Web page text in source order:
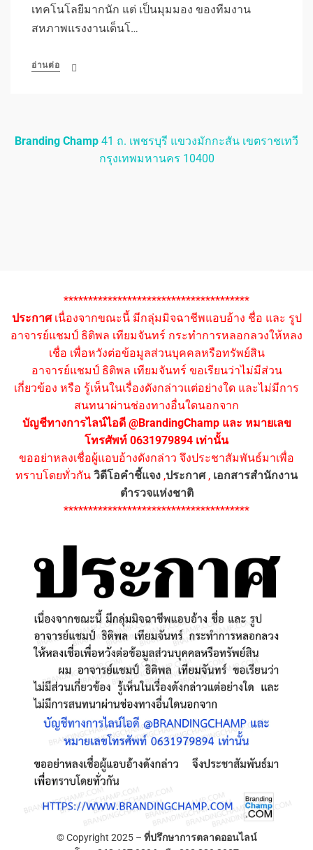
เทคโนโลยีมากนัก แต่ เป็นมุมมอง ของทีมงาน
สหภาพแรงงานเด็นโ…
อ่านต่อ
Branding Champ 41 ถ. เพชรบุรี แขวงมักกะสัน เขตราชเทวี
กรุงเทพมหานคร 10400
**************************************
ประกาศเนื่องจากขณะนี้ มีกลุ่มมิจฉาชีพแอบอ้าง ชื่อ และ รูป
อาจารย์แชมป์ ธิติพล เทียมจันทร์ กระทำการหลอกลวงให้หลง
เชื่อ เพื่อหวังต่อข้อมูลส่วนบุคคลหรือทรัพย์สิน
อาจารย์แชมป์ ธิติพล เทียมจันทร์ ขอเรียนว่าไม่มีส่วน
เกี่ยวข้อง หรือ รู้เห็นในเรื่องดังกล่าวแต่อย่างใด และไม่มีการ
สนทนาผ่านช่องทางอื่นใดนอกจาก
บัญชีทางการไลน์ไอดี @BrandingChamp และ หมายเลข
โทรศัพท์ 0631979894 เท่านั้น
ขออย่าหลงเชื่อผู้แอบอ้างดังกล่าว จึงประชาสัมพันธ์มาเพื่อ
ทราบโดยทั่วกัน วิดีโอคำชี้แจง ,ประกาศ, เอกสารสำนักงาน
ตำรวจแห่งชาติ
**************************************
© Copyright 2025 – ที่ปรึกษาการตลาดออนไลน์